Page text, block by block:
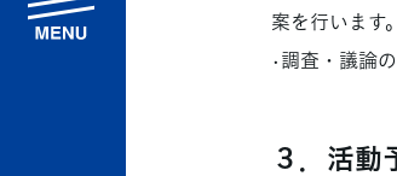
案を行います。
•調査・議論
３．活動